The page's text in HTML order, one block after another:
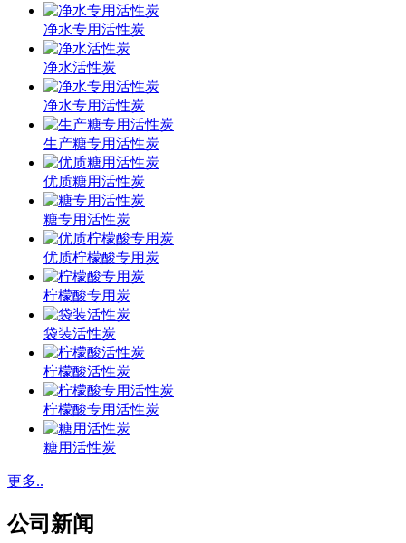
净水专用活性炭
净水活性炭
净水专用活性炭
生产糖专用活性炭
优质糖用活性炭
糖专用活性炭
优质柠檬酸专用炭
柠檬酸专用炭
袋装活性炭
柠檬酸活性炭
柠檬酸专用活性炭
糖用活性炭
更多..
公司新闻